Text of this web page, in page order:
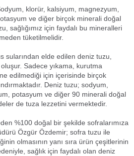
klorür, kalsiyum, magnezyum,
ve diğer birçok minerali doğal
sağlığımız için faydalı bu mineralleri
tüketilmelidir.
sularından elde edilen deniz tuzu,
Sadece yıkama, kurutma
edilmediği için içerisinde birçok
Deniz tuzu; sodyum,
potasyum ve diğer 90 minerali doğal
de tuza lezzetini vermektedir.
%100 doğal bir şekilde sofralarımıza
Özgür Özdemir; sofra tuzu ile
olmasının yanı sıra ürün çeşitlerinin
sağlık için faydalı olan deniz